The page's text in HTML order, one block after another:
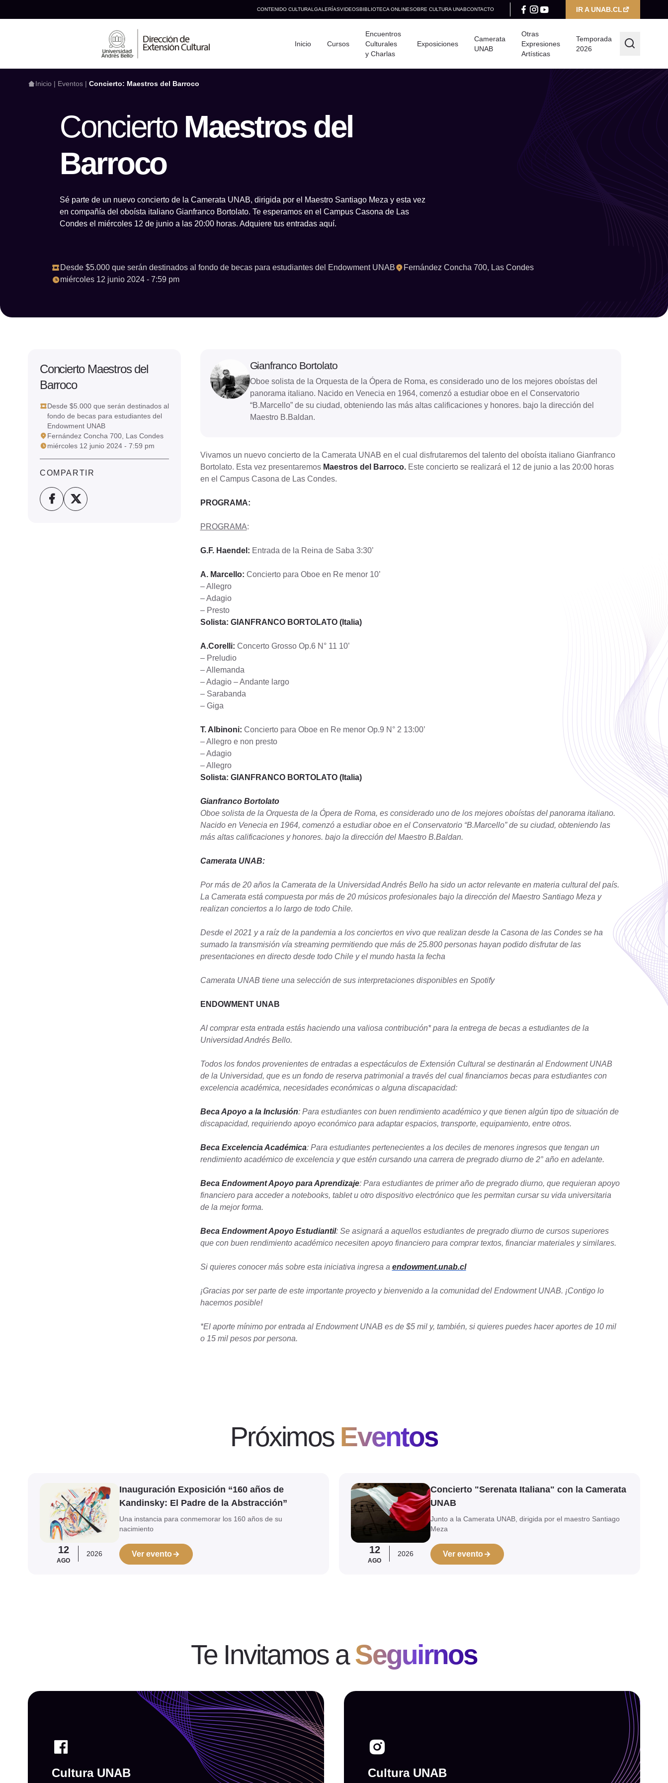
CONTENIDO CULTURAL GALERÍASVIDEOSBIBLIOTECA ONLINESOBRE CULTURA UNABCONTACTO IR A UNAB.CL
Inicio Cursos
Encuentros
Culturales
y Charlas
Exposiciones
Camerata
UNAB
Otras
Expresiones
Artísticas
Temporada
2026
¿Qué estás buscando hoy?
Inicio | Eventos | Concierto: Maestros del Barroco
Concierto Maestros del
Barroco
Sé parte de un nuevo concierto de la Camerata UNAB, dirigida por el Maestro Santiago Meza y esta vez
en compañía del oboísta italiano Gianfranco Bortolato. Te esperamos en el Campus Casona de Las
Condes el miércoles 12 de junio a las 20:00 horas. Adquiere tus entradas aquí.
Desde $5.000 que serán destinados al fondo de becas para estudiantes del Endowment UNAB
Fernández Concha 700, Las Condes
miércoles 12 junio 2024 - 7:59 pm
Concierto Maestros del
Barroco
Desde $5.000 que serán destinados al
fondo de becas para estudiantes del
Endowment UNAB
Fernández Concha 700, Las Condes
miércoles 12 junio 2024 - 7:59 pm
COMPARTIR
Gianfranco Bortolato
Oboe solista de la Orquesta de la Ópera de Roma, es considerado uno de los mejores oboístas del
panorama italiano. Nacido en Venecia en 1964, comenzó a estudiar oboe en el Conservatorio
“B.Marcello” de su ciudad, obteniendo las más altas calificaciones y honores. bajo la dirección del
Maestro B.Baldan.
Vivamos un nuevo concierto de la Camerata UNAB en el cual disfrutaremos del talento del oboísta italiano Gianfranco
Bortolato. Esta vez presentaremos Maestros del Barroco.Este concierto se realizará el 12 de junio a las 20:00 horas
en el Campus Casona de Las Condes.
PROGRAMA:
PROGRAMA:
G.F. Haendel: Entrada de la Reina de Saba 3:30’
A. Marcello: Concierto para Oboe en Re menor 10’
– Allegro
– Adagio
– Presto
Solista: GIANFRANCO BORTOLATO (Italia)
A.Corelli: Concerto Grosso Op.6 N° 11 10’
– Preludio
– Allemanda
– Adagio – Andante largo
– Sarabanda
– Giga
T. Albinoni: Concierto para Oboe en Re menor Op.9 N° 2 13:00’
– Allegro e non presto
– Adagio
– Allegro
Solista: GIANFRANCO BORTOLATO (Italia)
Gianfranco Bortolato
Oboe solista de la Orquesta de la Ópera de Roma, es considerado uno de los mejores oboístas del panorama italiano.
Nacido en Venecia en 1964, comenzó a estudiar oboe en el Conservatorio “B.Marcello” de su ciudad, obteniendo las
más altas calificaciones y honores. bajo la dirección del Maestro B.Baldan.
Camerata UNAB:
Por más de 20 años la Camerata de la Universidad Andrés Bello ha sido un actor relevante en materia cultural del país.
La Camerata está compuesta por más de 20 músicos profesionales bajo la dirección del Maestro Santiago Meza y
realizan conciertos a lo largo de todo Chile.
Desde el 2021 y a raíz de la pandemia a los conciertos en vivo que realizan desde la Casona de las Condes se ha
sumado la transmisión vía streaming permitiendo que más de 25.800 personas hayan podido disfrutar de las
presentaciones en directo desde todo Chile y el mundo hasta la fecha
Camerata UNAB tiene una selección de sus interpretaciones disponibles en Spotify
ENDOWMENT UNAB
Al comprar esta entrada estás haciendo una valiosa contribución* para la entrega de becas a estudiantes de la
Universidad Andrés Bello.
Todos los fondos provenientes de entradas a espectáculos de Extensión Cultural se destinarán al Endowment UNAB
de la Universidad, que es un fondo de reserva patrimonial a través del cual financiamos becas para estudiantes con
excelencia académica, necesidades económicas o alguna discapacidad:
Beca Apoyo a la Inclusión: Para estudiantes con buen rendimiento académico y que tienen algún tipo de situación de
discapacidad, requiriendo apoyo económico para adaptar espacios, transporte, equipamiento, entre otros.
Beca Excelencia Académica: Para estudiantes pertenecientes a los deciles de menores ingresos que tengan un
rendimiento académico de excelencia y que estén cursando una carrera de pregrado diurno de 2° año en adelante.
Beca Endowment Apoyo para Aprendizaje: Para estudiantes de primer año de pregrado diurno, que requieran apoyo
financiero para acceder a notebooks, tablet u otro dispositivo electrónico que les permitan cursar su vida universitaria
de la mejor forma.
Beca Endowment Apoyo Estudiantil: Se asignará a aquellos estudiantes de pregrado diurno de cursos superiores
que con buen rendimiento académico necesiten apoyo financiero para comprar textos, financiar materiales y similares.
Si quieres conocer más sobre esta iniciativa ingresa a endowment.unab.cl
¡Gracias por ser parte de este importante proyecto y bienvenido a la comunidad del Endowment UNAB. ¡Contigo lo
hacemos posible!
*El aporte mínimo por entrada al Endowment UNAB es de $5 mil y, también, si quieres puedes hacer aportes de 10 mil
o 15 mil pesos por persona.
Próximos Eventos
12
AGO
2026
Inauguración Exposición “160 años de
Kandinsky: El Padre de la Abstracción”
Una instancia para conmemorar los 160 años de su
nacimiento
Ver evento
Ver evento
12
AGO
2026
Concierto "Serenata Italiana" con la Camerata
UNAB
Junto a la Camerata UNAB, dirigida por el maestro Santiago
Meza
Ver evento
Ver evento
Te Invitamos aSeguirnos
Cultura UNAB Cultura UNAB